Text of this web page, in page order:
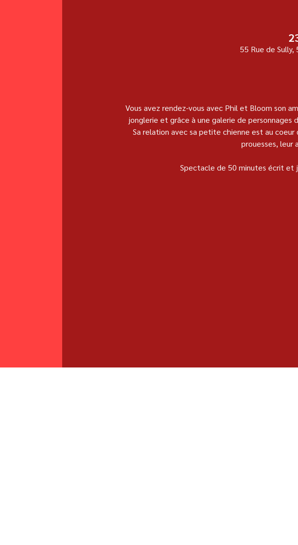
55 Rue de Sully,
Vous avez rendez-vous avec Phil et Bloom son
jonglerie et grâce à une galerie de
Sa relation avec sa petite chienne est au
prouesses, leur
Spectacle de 50 minutes écrit et